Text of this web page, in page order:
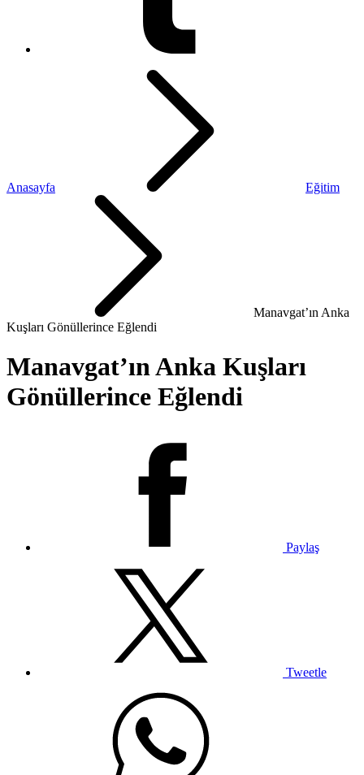
Anasayfa Eğitim
Manavgat’ın Anka
Kuşları Gönüllerince Eğlendi
Manavgat’ın Anka Kuşları
Gönüllerince Eğlendi
Paylaş
Tweetle